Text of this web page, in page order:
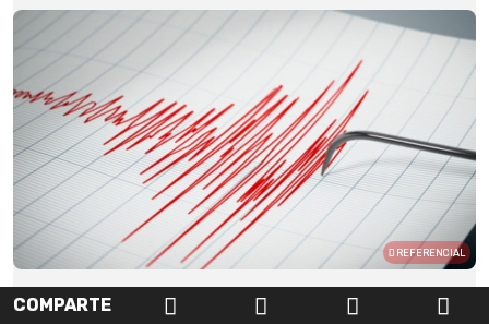
REFERENCIAL
COMPARTE